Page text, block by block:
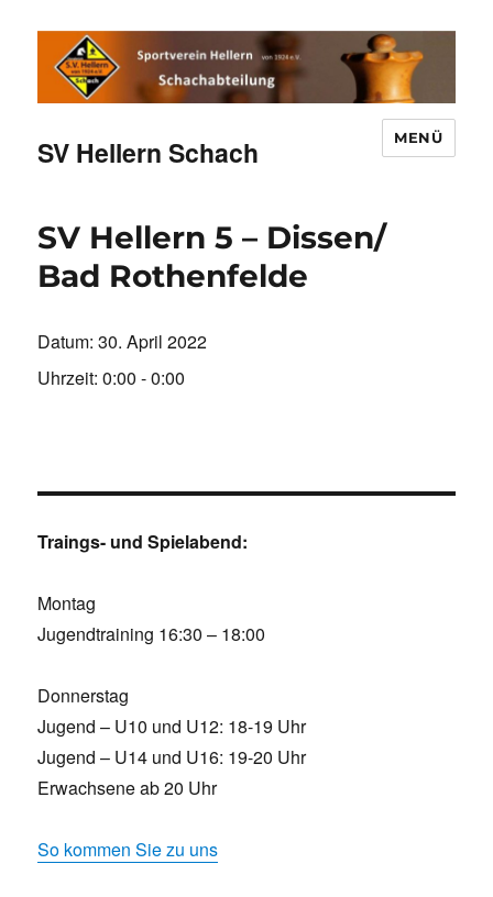
SV Hellern Schach MENÜ
SV Hellern 5 – Dissen/
Bad Rothenfelde
Datum:30. April 2022
Uhrzeit:0:00 - 0:00
Traings- und Spielabend:
Montag
Jugendtraining 16:30 – 18:00
Donnerstag
Jugend – U10 und U12: 18-19 Uhr
Jugend – U14 und U16: 19-20 Uhr
Erwachsene ab 20 Uhr
So kommen Sie zu uns